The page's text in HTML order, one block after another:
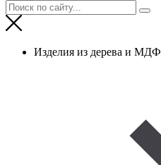
Изделия из дерева и МДФ